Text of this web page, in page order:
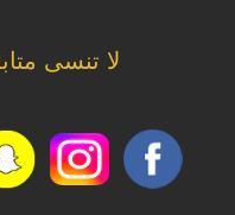
لا تنسى